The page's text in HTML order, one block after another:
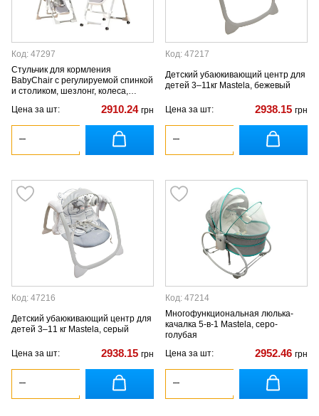
Код: 47297
Стульчик для кормления
BabyChair с регулируемой спинкой
и столиком, шезлонг, колеса,
Цена за шт: 2910.24 грн
Код: 47217
Детский убаюкивающий центр для
детей 3–11кг Mastela, бежевый
Цена за шт: 2938.15 грн
Код: 47216
Детский убаюкивающий центр для
детей 3–11 кг Mastela, серый
Цена за шт: 2938.15 грн
Код: 47214
Многофункциональная люлька-
качалка 5-в-1 Mastela, серо-
голубая
Цена за шт:
2952.46 грн